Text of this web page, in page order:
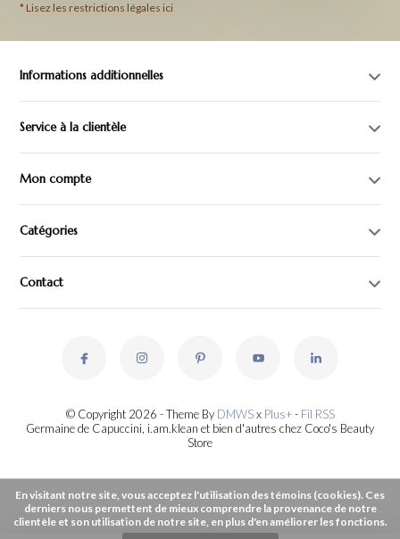
* Lisez les restrictions légales ici
Informations additionnelles
Service à la clientèle
Mon compte
Catégories
Contact
© Copyright 2026 - Theme By DMWSx Plus+- Fil RSS
Germaine de Capuccini, i.am.klean et bien d'autres chez Coco's Beauty
Store
En visitant notre site, vous acceptez l'utilisation des témoins (cookies). Ces
derniers nous permettent de mieux comprendre la provenance de notre
clientèle et son utilisation de notre site, en plus d'en améliorer les fonctions.